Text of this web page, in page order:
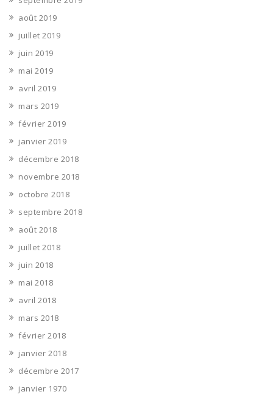
août 2019
juillet 2019
juin 2019
mai 2019
avril 2019
mars 2019
février 2019
janvier 2019
décembre 2018
novembre 2018
octobre 2018
septembre 2018
août 2018
juillet 2018
juin 2018
mai 2018
avril 2018
mars 2018
février 2018
janvier 2018
décembre 2017
janvier 1970